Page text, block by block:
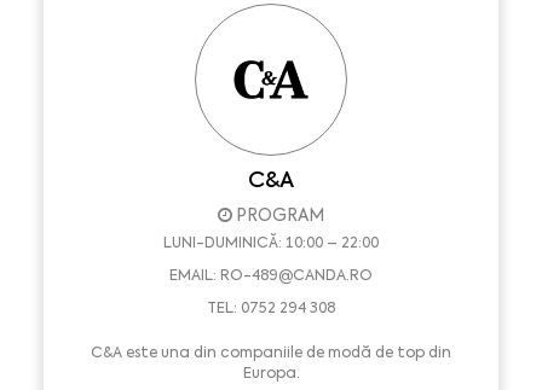
C&A
PROGRAM
LUNI-DUMINICĂ: 10:00 – 22:00
EMAIL: RO-489@CANDA.RO
TEL: 0752 294 308
C&A este una din companiile de modă de top din
Europa.